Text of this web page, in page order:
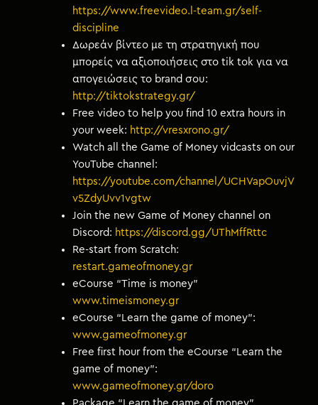
https://www.freevideo.l-team.gr/self-
discipline
Δωρεάν βίντεο με τη στρατηγική που
μπορείς να αξιοποιήσεις στο tik tok για να
απογειώσεις το brand σου:
http://tiktokstrategy.gr/
Free video to help you find 10 extra hours in
your week: http://vresxrono.gr/
Watch all the Game of Money vidcasts on our
YouTube channel:
https://youtube.com/channel/UCHVapOuvjV
v5ZdyUvv1vgtw
Join the new Game of Money channel on
Discord: https://discord.gg/UThMffRttc
Re-start from Scratch:
restart.gameofmoney.gr
eCourse “Time is money”
www.timeismoney.gr
eCourse “Learn the game of money”:
www.gameofmoney.gr
Free first hour from the eCourse “Learn the
game of money”:
www.gameofmoney.gr/doro